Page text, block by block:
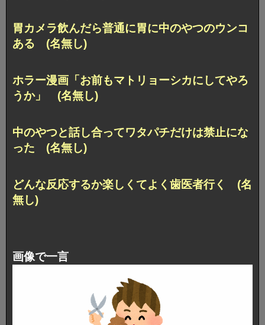
胃カメラ飲んだら普通に胃に中のやつのウンコ
ある (名無し)
ホラー漫画「お前もマトリョーシカにしてやろ
うか」 (名無し)
中のやつと話し合ってワタパチだけは禁止にな
った (名無し)
どんな反応するか楽しくてよく歯医者行く (名
無し)
画像で一言